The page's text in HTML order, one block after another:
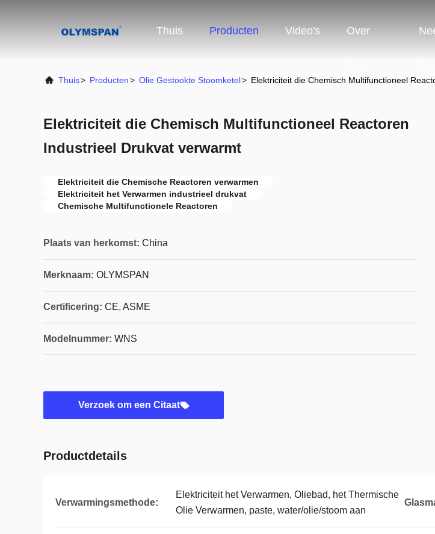
Thuis Producten Video's Over
Thuis> Producten> Olie Gestookte Stoomketel> Elektriciteit die Chemisch Multifunctioneel
Elektriciteit die Chemisch Multifunctioneel Reactoren
Industrieel Drukvat verwarmt
Elektriciteit die Chemische Reactoren verwarmen
Elektriciteit het Verwarmen industrieel drukvat
Chemische Multifunctionele Reactoren
Plaats van herkomst: China
Merknaam: OLYMSPAN
Certificering: CE, ASME
Modelnummer: WNS
Verzoek om een Citaat
Productdetails
Verwarmingsmethode:
Elektriciteit het Verwarmen, Oliebad, het Thermische
Olie Verwarmen, paste, water/olie/stoom aan